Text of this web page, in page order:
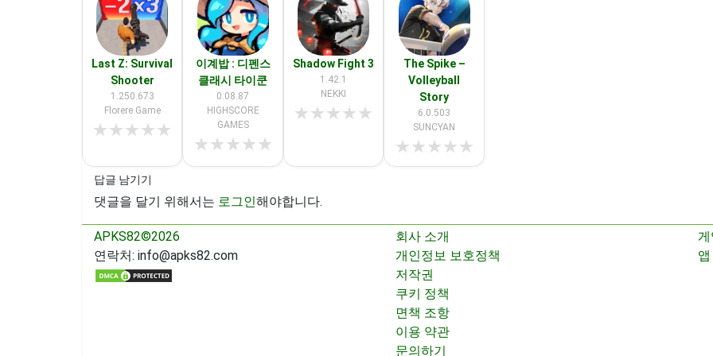
Last Z: Survival
Shooter
1.250.673
Florere Game
★★★★★
이계밥 : 디펜스
클래시 타이쿤
0.08.87
HIGHSCORE
GAMES
★★★★★
Shadow Fight 3
1.42.1
NEKKI
★★★★★
The Spike –
Volleyball
Story
6.0.503
SUNCYAN
★★★★★
답글 남기기
댓글을 달기 위해서는 로그인해야합니다.
APKS82©2026
연락처: info@apks82.com
회사 소개
개인정보 보호정책
저작권
쿠키 정책
면책 조항
이용 약관
문의하기
앱